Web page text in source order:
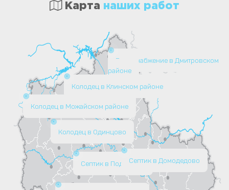
Карта наших работ
Колодец в Одинцово
Септик в Подольске
Колодец в Клинском районе
Колодец в Можайском районе
Водоснабжение в Дмитровском
районе
Септик в Домодедово